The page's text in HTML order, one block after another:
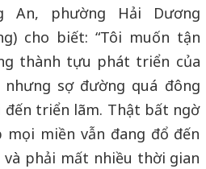
An, phường Hải Dương
cho biết: “Tôi muốn tận
thành tựu phát triển của
sợ đường quá đông
đến triển lãm. Thật bất ngờ
miền vẫn đang đổ đến
và phải mất nhiều thời gian